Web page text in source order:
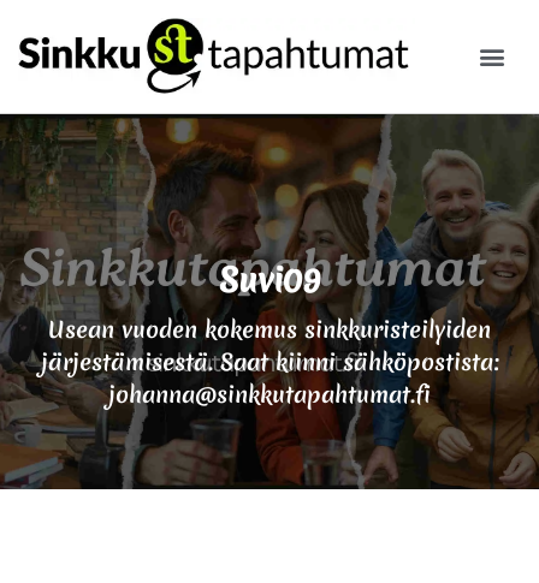
Suvi09
Usean vuoden kokemus sinkkuristeilyiden
järjestämisestä. Saat kiinni sähköpostista:
johanna@sinkkutapahtumat.fi